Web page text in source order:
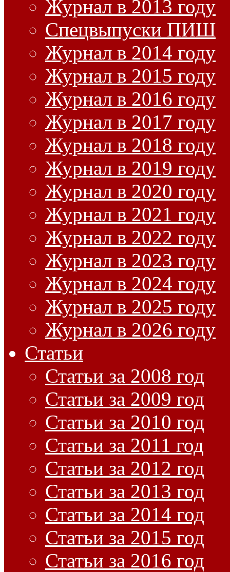
Журнал в 2013 году
Спецвыпуски ПИШ
Журнал в 2014 году
Журнал в 2015 году
Журнал в 2016 году
Журнал в 2017 году
Журнал в 2018 году
Журнал в 2019 году
Журнал в 2020 году
Журнал в 2021 году
Журнал в 2022 году
Журнал в 2023 году
Журнал в 2024 году
Журнал в 2025 году
Журнал в 2026 году
Статьи
Статьи за 2008 год
Статьи за 2009 год
Статьи за 2010 год
Статьи за 2011 год
Статьи за 2012 год
Статьи за 2013 год
Статьи за 2014 год
Статьи за 2015 год
Статьи за 2016 год